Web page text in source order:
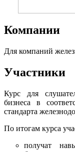
Компании
Для компаний
Участники
Курс для
бизнеса в
стандарта
По итогам курса
получат